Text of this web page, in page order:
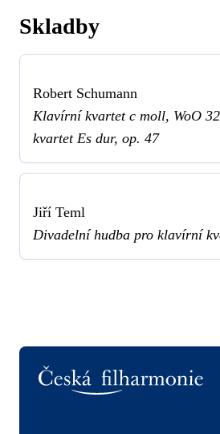
Skladby
Robert Schumann
Klavírní kvartet c moll, WoO
kvartet Es dur, op. 47
Jiří Teml
Divadelní hudba pro klavírní